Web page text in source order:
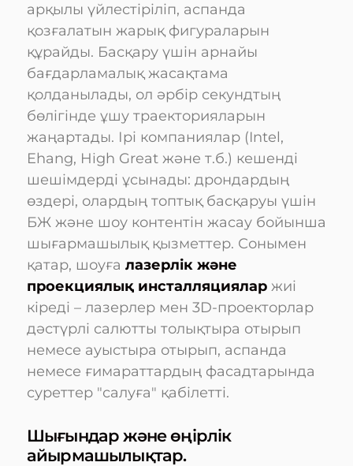
арқылы үйлестіріліп, аспанда
қозғалатын жарық фигураларын
құрайды. Басқару үшін арнайы
бағдарламалық жасақтама
қолданылады, ол әрбір секундтың
бөлігінде ұшу траекторияларын
жаңартады. Ірі компаниялар (Intel,
Ehang, High Great және т.б.) кешенді
шешімдерді ұсынады: дрондардың
өздері, олардың топтық басқаруы үшін
БЖ және шоу контентін жасау бойынша
шығармашылық қызметтер. Сонымен
қатар, шоуға лазерлік және
проекциялық инсталляциялар жиі
кіреді – лазерлер мен 3D-проекторлар
дәстүрлі салютты толықтыра отырып
немесе ауыстыра отырып, аспанда
немесе ғимараттардың фасадтарында
суреттер "салуға" қабілетті.
Шығындар және өңірлік
айырмашылықтар.